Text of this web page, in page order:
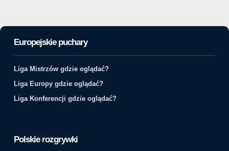
Europejskie puchary
Liga Mistrzów gdzie oglądać?
Liga Europy gdzie oglądać?
Liga Konferencji gdzie oglądać?
Polskie rozgrywki